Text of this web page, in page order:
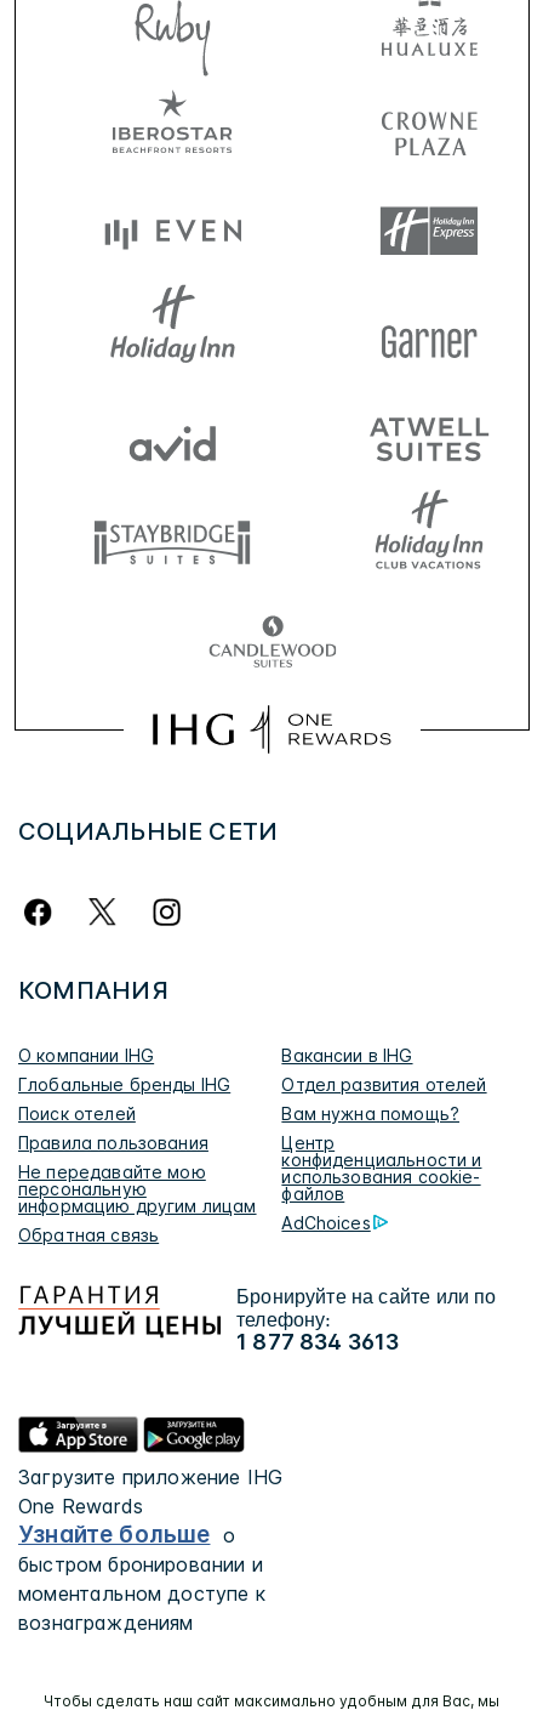
СОЦИАЛЬНЫЕ СЕТИ
КОМПАНИЯ
О компании IHG
Вакансии в IHG
Глобальные бренды IHG
Отдел развития отелей
Поиск отелей
Вам нужна помощь?
Правила пользования
Центр
конфиденциальности и
использования cookie-
файлов
Не передавайте мою
персональную
информацию другим лицам
AdChoices
Обратная связь
Бронируйте на сайте или по
телефону:
1 877 834 3613
Загрузите приложение IHG
One Rewards
Узнайте больше о
быстром бронировании и
моментальном доступе к
вознаграждениям
Чтобы сделать наш сайт максимально удобным для Вас, мы